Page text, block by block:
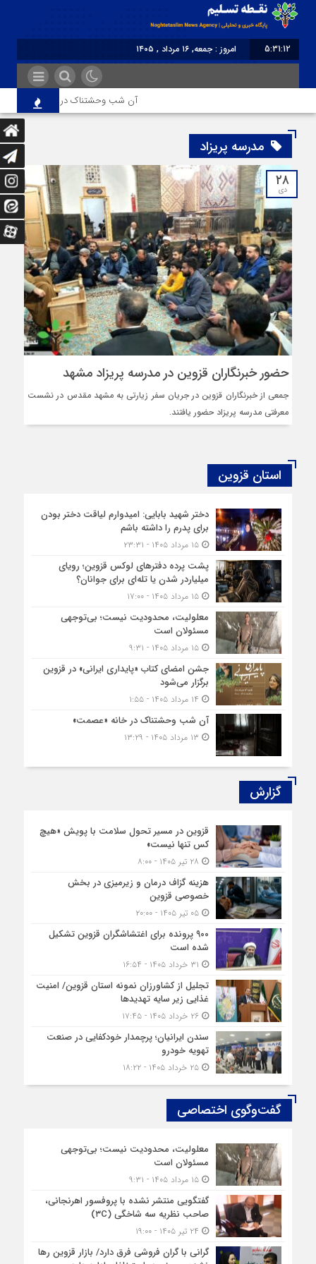
5:31:12
امروز : جمعه, ۱۶ مرداد , ۱۴۰۵
آن شب وحشتناک در خانه «عصمت»
مدرسه پریزاد
۲۸
دی
حضور خبرنگاران قزوین در مدرسه پریزاد مشهد
جمعی از خبرنگاران قزوین در جریان سفر زیارتی به مشهد مقدس در نشست
معرفتی مدرسه پریزاد حضور یافتند.
استان قزوین
دختر شهید بابایی: امیدوارم لیاقت دختر بودن
برای پدرم را داشته باشم
۱۵ مرداد ۱۴۰۵ - ۲۳:۳۱
پشت پرده دفترهای لوکس قزوین؛ رویای
میلیاردر شدن یا تله‌ای برای جوانان؟
۱۵ مرداد ۱۴۰۵ - ۱۷:۰۰
معلولیت، محدودیت نیست؛ بی‌توجهی
مسئولان است
۱۵ مرداد ۱۴۰۵ - ۹:۳۱
جشن امضای کتاب «پایداری ایرانی» در قزوین
برگزار می‌شود
آن شب وحشتناک در خانه «عصمت»
گزارش‌
قزوین در مسیر تحول سلامت با پویش «هیچ‌
کس تنها نیست»
هزینه‌ گزاف درمان و زیرمیزی در بخش
خصوصی قزوین
۰۵ تیر ۱۴۰۵ - ۲۰:۰۰
۹۰۰ پرونده برای اغتشاشگران قزوین تشکیل
شده است
تجلیل از کشاورزان نمونه استان قزوین/ امنیت
غذایی زیر سایه تهدیدها
۲۶ خرداد ۱۴۰۵ - ۱۷:۴۵
سندن ایرانیان؛ پرچمدار خودکفایی در صنعت
تهویه خودرو
۲۵ خرداد ۱۴۰۵ - ۱۸:۲۲
گفت‌وگوی اختصاصی
معلولیت، محدودیت نیست؛ بی‌توجهی
مسئولان است
۱۵ مرداد ۱۴۰۵ - ۹:۳۱
گفتگویی منتشر نشده با پروفسور اهرنجانی،
صاحب نظریه سه‌ شاخگی (۳C)
گرانی با گران‌ فروشی فرق دارد/ بازار قزوین رها